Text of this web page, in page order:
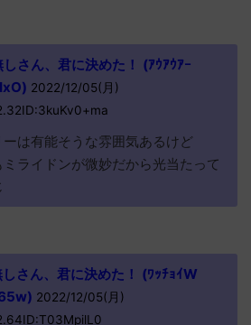
しさん、君に決めた！ (ｱｳｱｳｱｰ
2022/12/05(月)
は有能そうな雰囲気あるけど
ライドンが微妙だから光当たって
さん、君に決めた！ (ﾜｯﾁｮｲW
2022/12/05(月)